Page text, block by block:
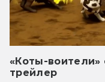
«Коты-воители»
трейлер